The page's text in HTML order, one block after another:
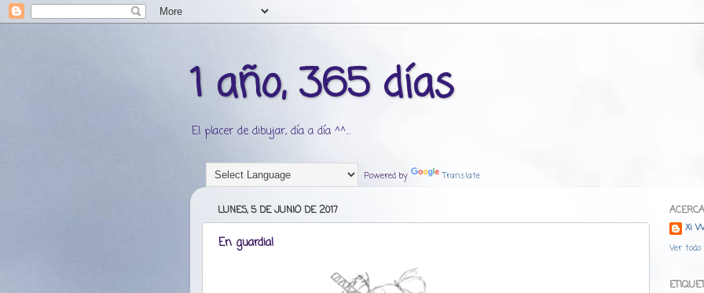
1 año, 365 días
El placer de dibujar, día a día ^^...
Powered by Translate
LUNES, 5 DE JUNIO DE 2017
En guardia!
Xi
Ver